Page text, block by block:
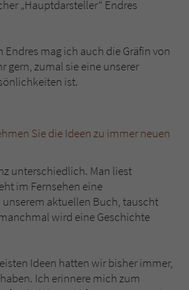
„Hauptdarsteller“ Endres
Endres mag ich auch die Gräfin von
gern, zumal sie eine unserer
ist.
Sie die Ideen zu immer neuen
unterschiedlich. Man liest
im Fernsehen eine
aktuellen Buch, tauscht
wird eine Geschichte
Ideen hatten wir bisher immer,
Ich erinnere mich zum